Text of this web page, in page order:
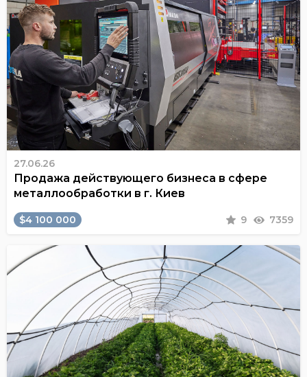
27.06.26
Продажа действующего бизнеса в сфере
металлообработки в г. Киев
$4 100 000 9 7359